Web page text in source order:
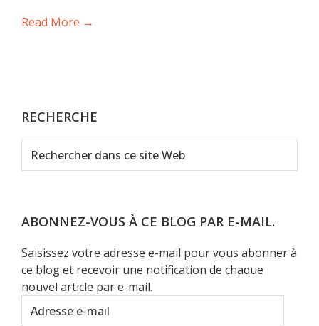
Read More →
RECHERCHE
Rechercher
dans
Web
ABONNEZ-VOUS À CE BLOG PAR E-MAIL.
Saisissez votre adresse e-mail pour vous abonner à
ce blog et recevoir une notification de chaque
nouvel article par e-mail.
Adresse
e-